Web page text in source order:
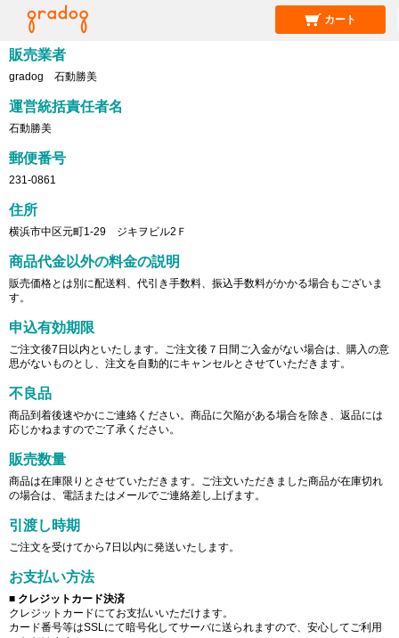
カート
特定商取引法に基づく表記
販売業者
gradog 石動勝美
運営統括責任者名
石動勝美
郵便番号
231-0861
住所
横浜市中区元町1-29 ジキヲビル2Ｆ
商品代金以外の料金の説明
販売価格とは別に配送料、代引き手数料、振込手数料がかかる場合もございま
す。
申込有効期限
ご注文後7日以内といたします。ご注文後７日間ご入金がない場合は、購入の意
思がないものとし、注文を自動的にキャンセルとさせていただきます。
不良品
商品到着後速やかにご連絡ください。商品に欠陥がある場合を除き、返品には
応じかねますのでご了承ください。
販売数量
商品は在庫限りとさせていただきます。ご注文いただきました商品が在庫切れ
の場合は、電話またはメールでご連絡差し上げます。
引渡し時期
ご注文を受けてから7日以内に発送いたします。
お支払い方法
■ クレジットカード決済
クレジットカードにてお支払いいただけます。
カード番号等はSSLにて暗号化してサーバに送られますので、安心してご利用